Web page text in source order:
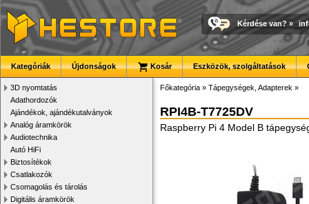
Kérdése van? »
Kategóriák Újdonságok Kosár Eszközök, szolgáltatások
3D nyomtatás
Adathordozók
Ajándékok, ajándékutalványok
Analóg áramkörök
Audiotechnika
Autó HiFi
Biztosítékok
Csatlakozók
Csomagolás és tárolás
Digitális áramkörök
Főkategória » Tápegységek, Adapterek »
RPI4B-T7725DV
Raspberry Pi 4 Model B